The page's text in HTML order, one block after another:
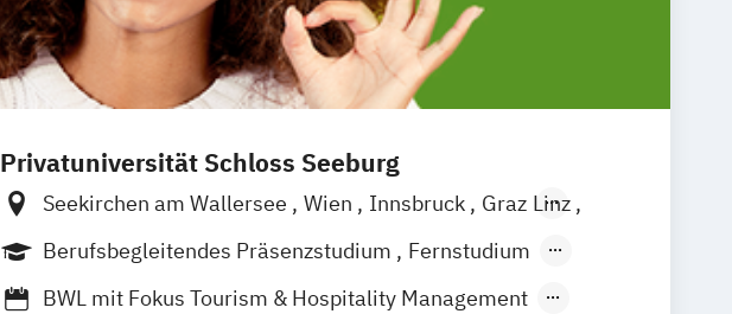
Privatuniversität Schloss Seeburg
Seekirchen am Wallersee Wien Innsbruck Graz Linz
Südtirol
online
Berufsbegleitendes Präsenzstudium
Fernstudium
Vollzeit Duales Studium
BWL mit Fokus Tourism & Hospitality Management